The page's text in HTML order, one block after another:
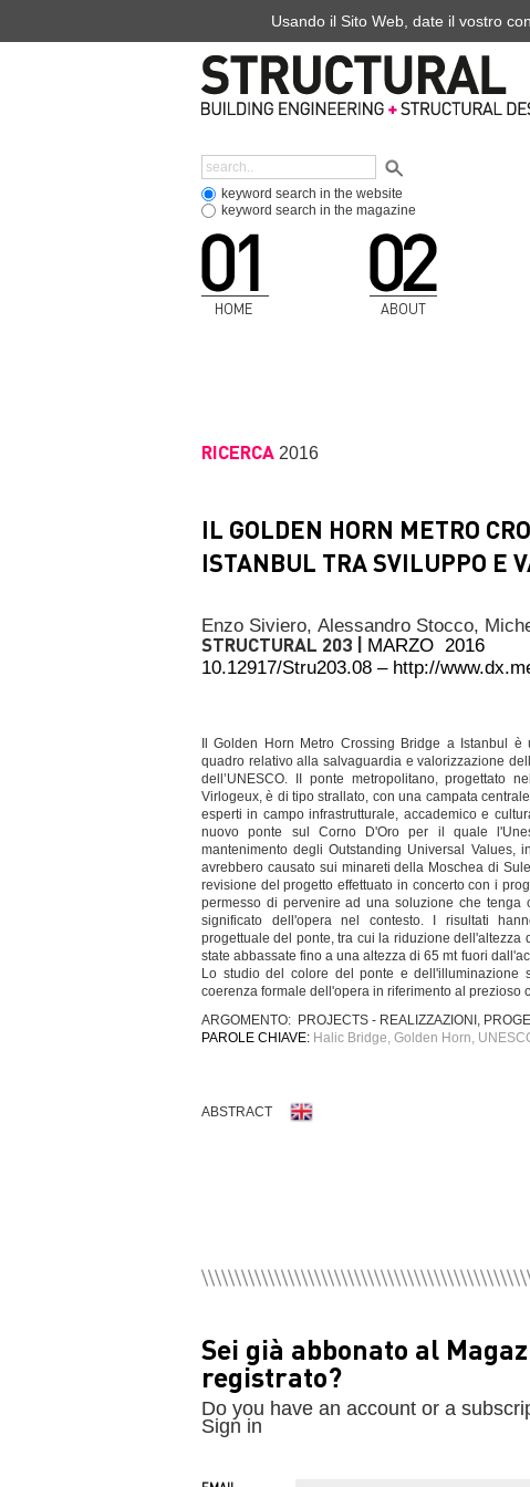
keyword search in the website
keyword search in the magazine
HOME ABOUT
RICERCA 2016
IL GOLDEN HORN METRO
ISTANBUL TRA SVILUPPO E
Enzo Siviero, Alessandro Stocco,
STRUCTURAL 203 | MARZO 2016
10.12917/Stru203.08 – http://
Il Golden Horn Metro Crossing Bridge a Istanbul
quadro relativo alla salvaguardia e valorizzazione
dell’UNESCO. II ponte metropolitano, progettato
Virlogeux, è di tipo strallato, con una campata
esperti in campo infrastrutturale, accademico e
nuovo ponte sul Corno D'Oro per il quale
mantenimento degli Outstanding Universal
avrebbero causato sui minareti della Moschea di
revisione del progetto effettuato in concerto con i
permesso di pervenire ad una soluzione che
significato dell'opera nel contesto. I risultati
progettuale del ponte, tra cui la riduzione
state abbassate fino a una altezza di 65 mt fuori
Lo studio del colore del ponte e dell'illuminazione
coerenza formale dell'opera in riferimento al prezioso
ARGOMENTO: PROJECTS - REALIZZAZIONI,
PAROLE CHIAVE: Halic Bridge, Golden Horn,
ABSTRACT
Sei già abbonato al
registrato?
Do you have an account or a
Sign in
Usando il Sito Web, date il vostro